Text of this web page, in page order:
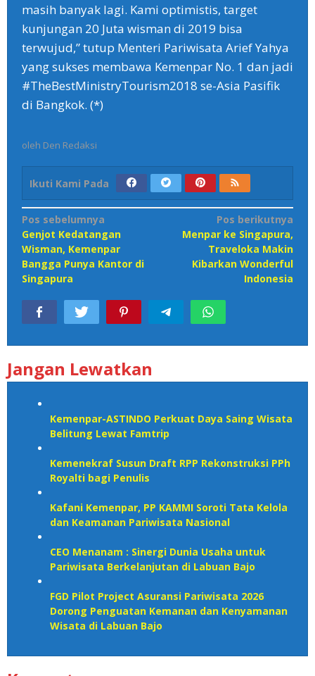
masih banyak lagi. Kami optimistis, target
kunjungan 20 Juta wisman di 2019 bisa
terwujud,” tutup Menteri Pariwisata Arief Yahya
yang sukses membawa Kemenpar No. 1 dan jadi
#TheBestMinistryTourism2018 se-Asia Pasifik
di Bangkok. (*)
oleh Den Redaksi
Ikuti Kami Pada
Navigasi
pos
Pos sebelumnya
Genjot Kedatangan
Wisman, Kemenpar
Bangga Punya Kantor di
Singapura
Pos berikutnya
Menpar ke Singapura,
Traveloka Makin
Kibarkan Wonderful
Indonesia
Jangan Lewatkan
Kemenpar-ASTINDO Perkuat Daya Saing Wisata
Belitung Lewat Famtrip
Kemenekraf Susun Draft RPP Rekonstruksi PPh
Royalti bagi Penulis
Kafani Kemenpar, PP KAMMI Soroti Tata Kelola
dan Keamanan Pariwisata Nasional‎
CEO Menanam : Sinergi Dunia Usaha untuk
Pariwisata Berkelanjutan di Labuan Bajo
FGD Pilot Project Asuransi Pariwisata 2026
Dorong Penguatan Kemanan dan Kenyamanan
Wisata di Labuan Bajo